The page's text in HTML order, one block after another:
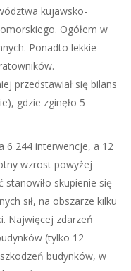
kujawsko-
Ogółem w
Ponadto lekkie
przedstawiał się bilans
gdzie zginęło 5
6 244 interwencje, a 12
wzrost powyżej
skupienie się
sił, na obszarze kilku
Najwięcej zdarzeń
(tylko 12
budynków, w